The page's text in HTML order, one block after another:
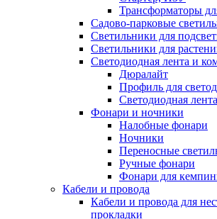
Трансформаторы
Садово-парковые
Светильники для
Светильники для
Светодиодная лента и
Дюралайт
Профиль для
Светодиодная лента
Фонари и ночники
Налобные фонари
Ночники
Переносные
Ручные фонари
Фонари для
Кабели и провода
Кабели и провода для
прокладки